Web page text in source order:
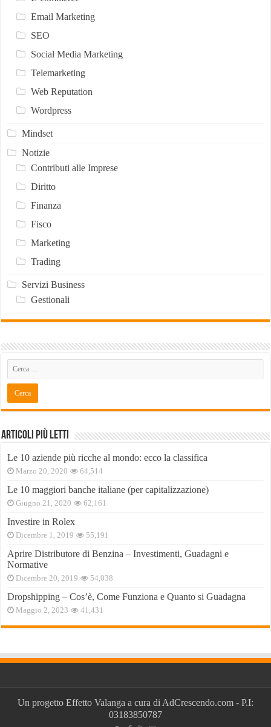
Email Marketing
SEO
Social Media Marketing
Telemarketing
Web Reputation
Wordpress
Mindset
Notizie
Contributi alle Imprese
Diritto
Finanza
Fisco
Marketing
Trading
Servizi Business
Gestionali
Articoli Più Letti
Le 10 aziende più ricche al mondo: ecco la classifica
Marzo 20, 2020 64,514
Le 10 maggiori banche italiane (per capitalizzazione)
Giugno 21, 2020 62,161
Investire in Rolex
Dicembre 1, 2019 55,191
Aprire Distributore di Benzina – Investimenti, Guadagni e
Normative
Dicembre 20, 2019 54,038
Dropshipping – Cos’è, Come Funziona e Quanto si Guadagna
Maggio 2, 2023 41,431
Un progetto Effetto Valanga a cura diAdCrescendo.com - P.I:
03183850787